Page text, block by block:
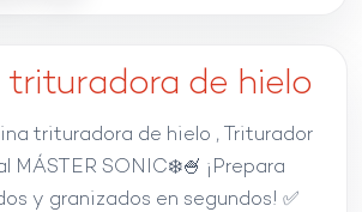
trituradora de hielo
trituradora de hielo , Triturador
MÁSTER SONIC❄️🍧 ¡Prepara
y granizados en segundos! ✅